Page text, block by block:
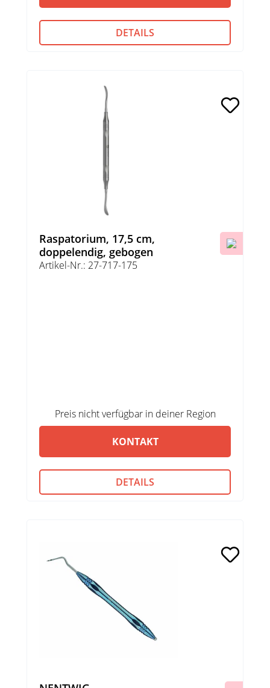
DETAILS
Raspatorium, 17,5 cm,
doppelendig, gebogen
Artikel-Nr.: 27-717-175
Preis nicht verfügbar in deiner Region
KONTAKT
DETAILS